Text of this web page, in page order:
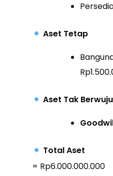
Aset Tetap
Aset Tak
Total Aset
= Rp6.000.000.000